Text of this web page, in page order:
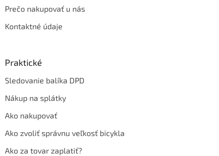
Prečo nakupovať u nás
Kontaktné údaje
Praktické
Sledovanie balíka DPD
Nákup na splátky
Ako nakupovať
Ako zvoliť správnu veľkosť bicykla
Ako za tovar zaplatiť?